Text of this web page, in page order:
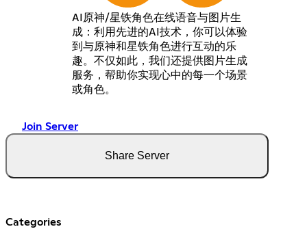
AI原神/星铁角色在线语音与图片生
成：利用先进的AI技术，你可以体验
到与原神和星铁角色进行互动的乐
趣。不仅如此，我们还提供图片生成
服务，帮助你实现心中的每一个场景
或角色。
Join Server
Share Server
Categories